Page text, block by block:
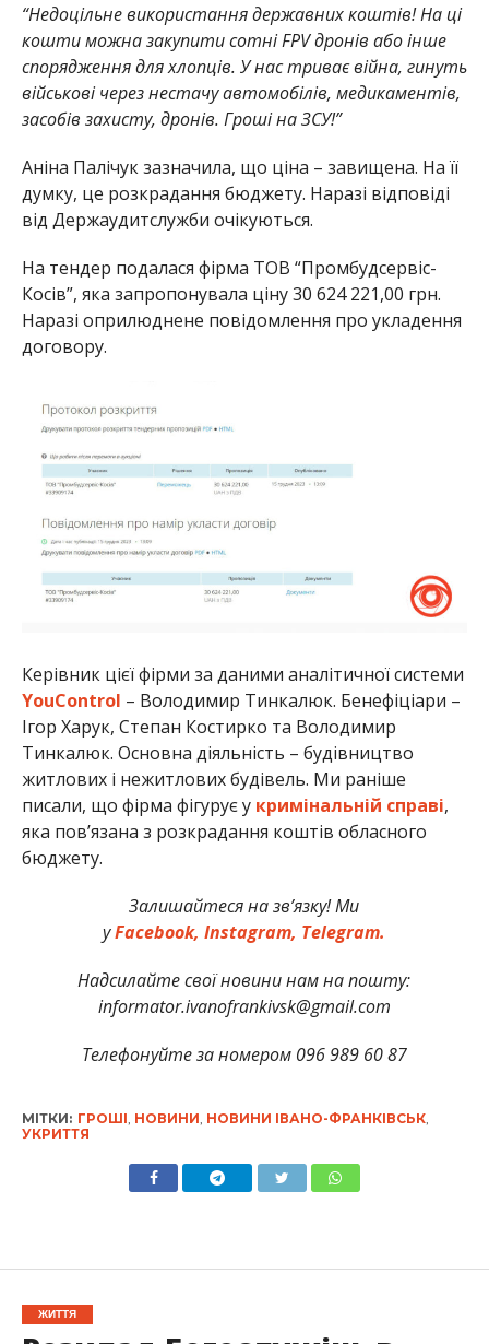
“Недоцільне використання державних коштів! На ці
кошти можна закупити сотні FPV дронів або інше
спорядження для хлопців. У нас триває війна, гинуть
військові через нестачу автомобілів, медикаментів,
засобів захисту, дронів. Гроші на ЗСУ!”
Аніна Палічук зазначила, що ціна – завищена. На її
думку, це розкрадання бюджету. Наразі відповіді
від Держаудитслужби очікуються.
На тендер подалася фірма ТОВ “Промбудсервіс-
Косів”, яка запропонувала ціну 30 624 221,00 грн.
Наразі оприлюднене повідомлення про укладення
договору.
Керівник цієї фірми за даними аналітичної системи
YouControl – Володимир Тинкалюк. Бенефіціари –
Ігор Харук, Степан Костирко та Володимир
Тинкалюк. Основна діяльність – будівництво
житлових і нежитлових будівель. Ми раніше
писали, що фірма фігурує у кримінальній справі,
яка пов’язана з розкрадання коштів обласного
бюджету.
Залишайтеся на зв’язку! Ми
уFacebook,Instagram, Telegram.
Надсилайте свої новини нам на пошту:
informator.ivanofrankivsk@gmail.com
Телефонуйте за номером 096 989 60 87
МІТКИ: ГРОШІ НОВИНИ НОВИНИ ІВАНО-ФРАНКІВСЬК,
УКРИТТЯ
ЖИТТЯ